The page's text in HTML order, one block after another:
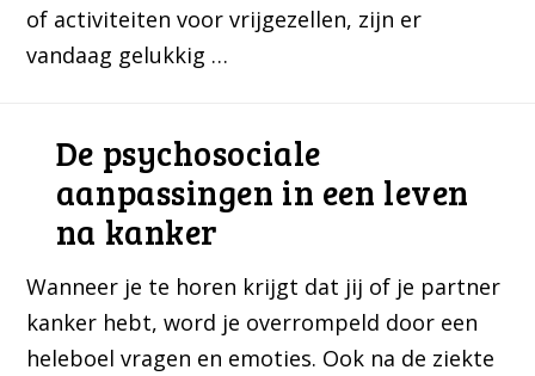
of activiteiten voor vrijgezellen, zijn er
vandaag gelukkig …
De psychosociale
aanpassingen in een leven
na kanker
Wanneer je te horen krijgt dat jij of je partner
kanker hebt, word je overrompeld door een
heleboel vragen en emoties. Ook na de ziekte